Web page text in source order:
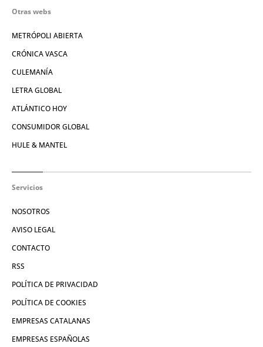
Otras webs
METRÓPOLI ABIERTA
CRÓNICA VASCA
CULEMANÍA
LETRA GLOBAL
ATLÁNTICO HOY
CONSUMIDOR GLOBAL
HULE & MANTEL
Servicios
NOSOTROS
AVISO LEGAL
CONTACTO
RSS
POLÍTICA DE PRIVACIDAD
POLÍTICA DE COOKIES
EMPRESAS CATALANAS
EMPRESAS ESPAÑOLAS